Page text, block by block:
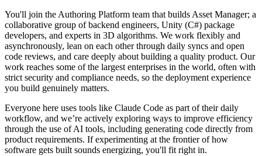
You'll join the Authoring Platform team that builds Asset Manager; a
collaborative group of backend engineers, Unity (C#) package
developers, and experts in 3D algorithms. We work flexibly and
asynchronously, lean on each other through daily syncs and open
code reviews, and care deeply about building a quality product. Our
work reaches some of the largest enterprises in the world, often with
strict security and compliance needs, so the deployment experience
you build genuinely matters.
Everyone here uses tools like Claude Code as part of their daily
workflow, and we’re actively exploring ways to improve efficiency
through the use of AI tools, including generating code directly from
product requirements. If experimenting at the frontier of how
software gets built sounds energizing, you'll fit right in.